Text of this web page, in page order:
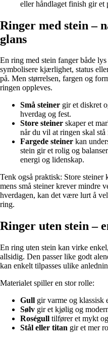
eller håndlaget finish gir et
Ringer med stein –
glans
En ring med stein fanger både
symbolisere kjærlighet, status
på. Men størrelsen, fargen og
ringen oppleves.
Små steiner gir et diskret
hverdag og fest.
Store steiner skaper et
når du vil at ringen skal stå
Fargede steiner kan
stein gir et rolig og
energi og lidenskap.
Tenk også praktisk: Store
mens små steiner krever mindre
hverdagen, kan det være lurt å
ring.
Ringer uten stein –
En ring uten stein kan virke
allsidig. Den passer like godt
kan enkelt tilpasses ulike
Materialet spiller en stor rolle:
Gull gir varme og klassisk
Sølv gir et kjølig og
Roségull tilfører et mykt
Stål eller titan gir et mer